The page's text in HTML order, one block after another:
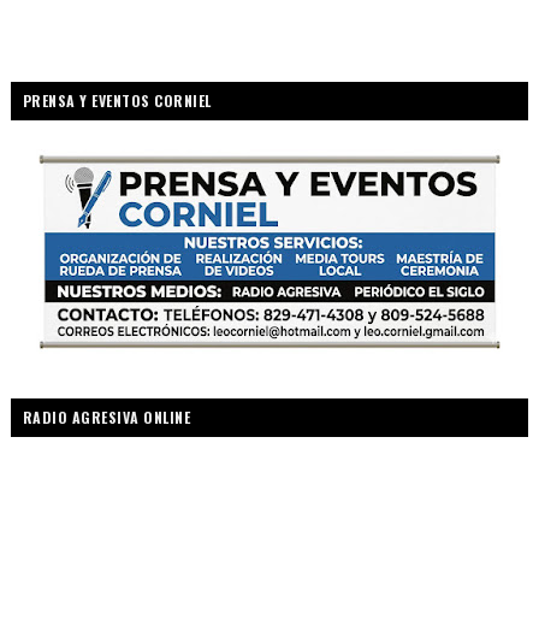
PRENSA Y EVENTOS CORNIEL
RADIO AGRESIVA ONLINE